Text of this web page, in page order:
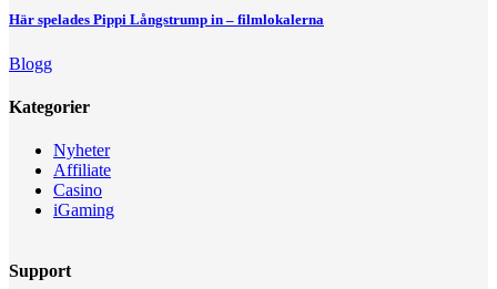
Här spelades Pippi Långstrump in – filmlokalerna
Blogg
Kategorier
Nyheter
Affiliate
Casino
iGaming
Support